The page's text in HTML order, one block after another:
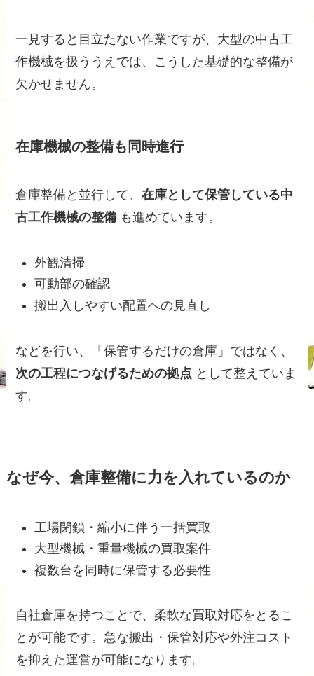
一見すると目立たない作業ですが、大型の中古工
作機械を扱ううえでは、こうした基礎的な整備が
欠かせません。
在庫機械の整備も同時進行
倉庫整備と並行して、在庫として保管している中
古工作機械の整備 も進めています。
外観清掃
可動部の確認
搬出入しやすい配置への見直し
などを行い、「保管するだけの倉庫」ではなく、
次の工程につなげるための拠点 として整えていま
す。
なぜ今、倉庫整備に力を入れているのか
工場閉鎖・縮小に伴う一括買取
大型機械・重量機械の買取案件
複数台を同時に保管する必要性
自社倉庫を持つことで、柔軟な買取対応をとるこ
とが可能です。急な搬出・保管対応や外注コスト
を抑えた運営が可能になります。